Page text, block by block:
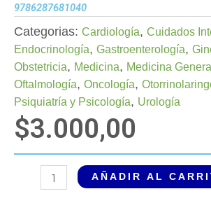
9786287681040
Categorias: Cardiología, Cuidados
Endocrinología, Gastroenterología,
Obstetricia, Medicina, Medicina General
Oftalmología, Oncología,
Psiquiatría y Psicología, Urología
$3.000,00
AÑADIR AL